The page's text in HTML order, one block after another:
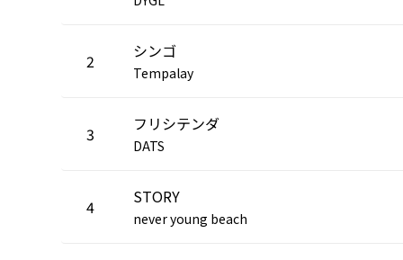
2 シンゴ
Tempalay
3 フリシテンダ
DATS
4 STORY
never young beach